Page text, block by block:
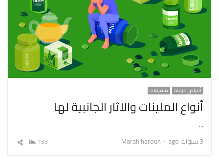
أمراض مزمنة متفرقات
أنواع الملينات والآثار الجانبية لها
…
3 سنوات ago
Author
Marah haroun
133
شارك